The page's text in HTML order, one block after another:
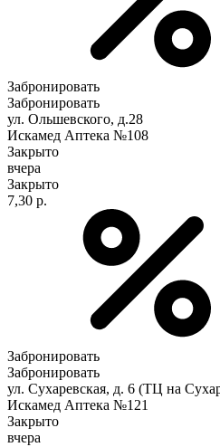
Забронировать
Забронировать
ул. Ольшевского, д.28
Искамед Аптека №108
Закрыто
вчера
Закрыто
7,30 р.
Забронировать
Забронировать
ул. Сухаревская, д. 6 (ТЦ на
Искамед Аптека №121
Закрыто
вчера